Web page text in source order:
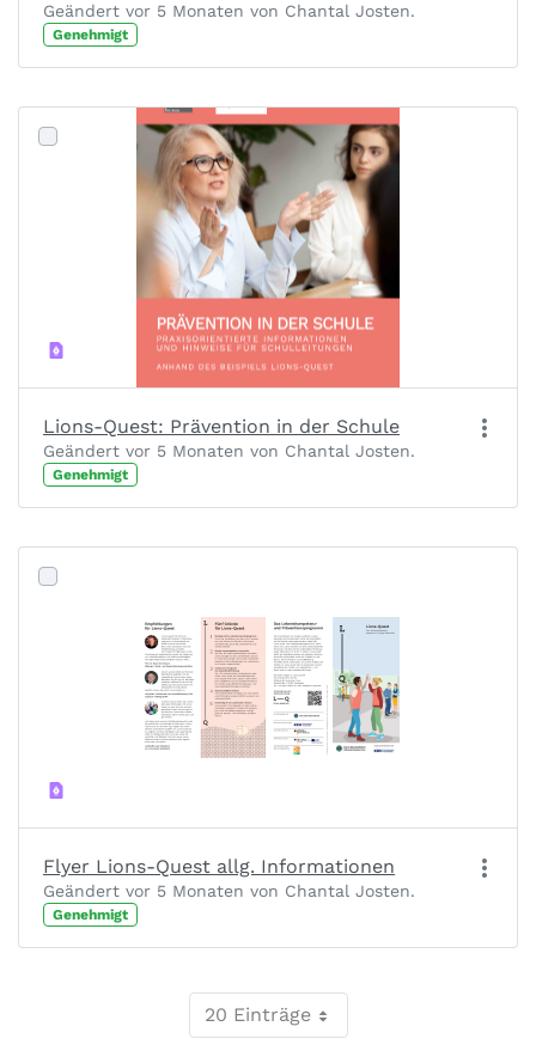
Geändert vor 5 Monaten von Chantal Josten.
Genehmigt
Lions-Quest: Prävention in der Schule
Geändert vor 5 Monaten von Chantal Josten.
Genehmigt
Flyer Lions-Quest allg. Informationen
Geändert vor 5 Monaten von Chantal Josten.
Genehmigt
20 Einträge